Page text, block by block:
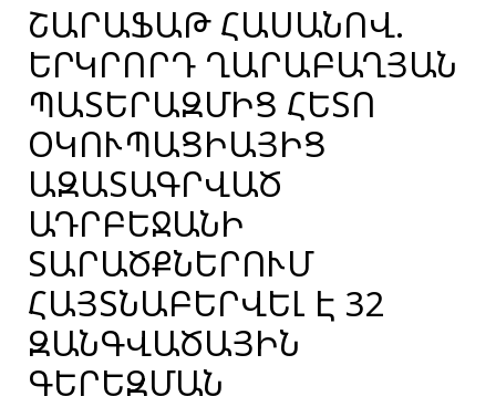
ՇԱՐԱՖԱԹ ՀԱՍԱՆՈՎ.
ԵՐԿՐՈՐԴ ՂԱՐԱԲԱՂՅԱՆ
ՊԱՏԵՐԱԶՄԻՑ ՀԵՏՈ
ՕԿՈՒՊԱՑԻԱՅԻՑ
ԱԶԱՏԱԳՐՎԱԾ
ԱԴՐԲԵՋԱՆԻ
ՏԱՐԱԾՔՆԵՐՈՒՄ
ՀԱՅՏՆԱԲԵՐՎԵԼ Է 32
ԶԱՆԳՎԱԾԱՅԻՆ
ԳԵՐԵԶՄԱՆ